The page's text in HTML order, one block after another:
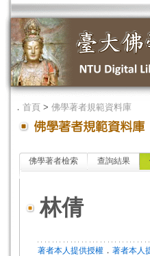
． 首頁 > 佛學著者規範資料庫
佛學著者檢索 查詢結果
林倩
著者本人提供授權 ． 著者本人